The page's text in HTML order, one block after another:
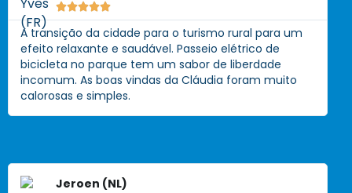

A transição da cidade para o turismo rural para um
efeito relaxante e saudável. Passeio elétrico de
bicicleta no parque tem um sabor de liberdade
incomum. As boas vindas da Cláudia foram muito
calorosas e simples.
Jeroen (NL)